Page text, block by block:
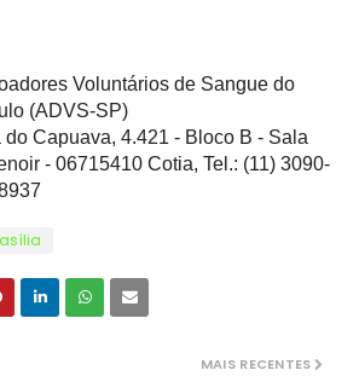
Voluntários de Sangue do
(ADVS-SP)
do Capuava, 4.421 - Bloco B - Sala
- 06715410 Cotia, Tel.: (11) 3090-
MAIS RECENTES